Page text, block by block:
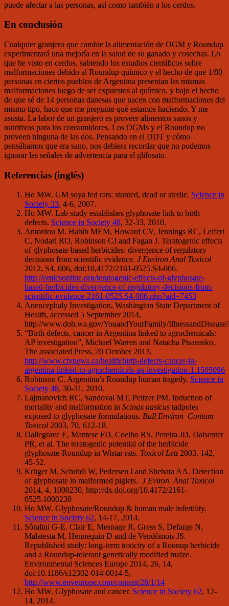
puede afectar a las personas, así como también a los cerdos.
En conclusión
Cualquier granjero que cambie la alimentación de OGM y Roundup
experimentará una mejoría en la salud de su ganado y cosechas. Lo
que he visto en cerdos, sabiendo los estudios científicos sobre
malformaciones debido al Roundup químico y el hecho de que 1/80
personas en ciertos pueblos de Argentina presentan las mismas
malformaciones luego de ser expuestos al químico, y bajo el hecho
de que sé de 14 personas danesas que nacen con malformaciones del
mismo tipo, hace que me pregunte qué estamos haciendo. Y me
asusta. La labor de un granjero es proveer alimentos sanos y
nutritivos para los consumidores. Los OGMs y el Roundup no
proveen ninguna de las dos. Pensando en el DDT y cómo
pensábamos que era sano, nos debiera recordar que no podemos
ignorar las señales de advertencia para el glifosato.
Referencias (inglés)
Ho MW. GM soya fed rats: stunted, dead or sterile. Science in
Society 33, 4-6, 2007.
Ho MW. Lab study establishes glyphosate link to birth
defects. Science in Society 48, 32-33, 2010.
Antoniou M. Habib MEM, Howard CV, Jennings RC, Leifert
C, Nodari RO, Robinson CJ and Fagan J. Teratogenic effects
of glyphosate-based herbicides: divergence of regulatory
decisions from scientific evidence. J Environ Anal Toxicol
2012, S4, 006, doi:10,4172/2161-0525.S4-006.
http://omicsonline.org/teratogenic-effects-of-glyphosate-
based-herbicides-divergence-of-regulatory-decisions-from-
scientific-evidence-2161-0525.S4-006.php?aid=7453
Anencephaly Investigation, Washington State Department of
Health, accessed 5 September 2014,
http://www.doh.wa.gov/YouandYourFamily/
“Birth defects, cancer in Argentina linked to agrochemicals:
AP investigation”, Michael Warren and Natacha Pisarenko,
The associated Press, 20 October 2013,
http://www.ctvnews.ca/health/birth-defects-cancer-in-
argentina-linked-to-agrochemicals-ap-investigation-1.1505096
Robinson C. Argentina’s Roundup human tragedy. Science in
Society 48, 30-31, 2010.
Lajmanovich RC, Sandoval MT, Peltzer PM. Induction of
mortality and malformation in Scinax nasicus tadpoles
exposed to glyphosate formulations. Bull Environ Contam
Toxicol 2003, 70, 612-18.
Dallegrave E, Mantese FD, Coelho RS, Pereira JD, Dalsenter
PR, et al. The teratogenic potential of the herbicide
glyphosate-Roundup in Wistar rats. Toxicol Lett2003, 142,
45-52.
Krüger M, Schrödl W, Pedersen I and Shehata AA. Detection
of glyphosate in malformed piglets. J Eviron Anal Toxicol
2014, 4, 1000230, http://dx.doi.org/10.4172/2161-
0525.1000230
Ho MW. Glyphosate/Roundup & human male infertility.
Science in Society 62, 14-17, 2014.
Sôralini G-E. Clair E, Mesnage R, Gress S, Defarge N,
Malatesta M, Hennequin D and de Vendômois JS.
Republished study: long-term toxicity of a Rounup herbicide
and a Roundup-tolerant genetically modified maize.
Environmental Sciences Europe 2014, 26, 14,
doi:10.1186/s12302-014-0014-5,
http://www.enveurope.com/content/26/1/14
Ho MW. Glyphosate and cancer. Science in Society 62, 12-
14, 2014.